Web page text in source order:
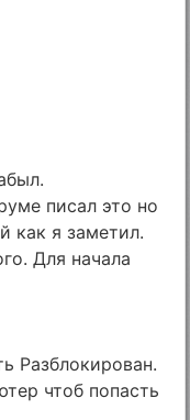
писал это но
как я заметил.
Для начала
Разблокирован.
чтоб попасть